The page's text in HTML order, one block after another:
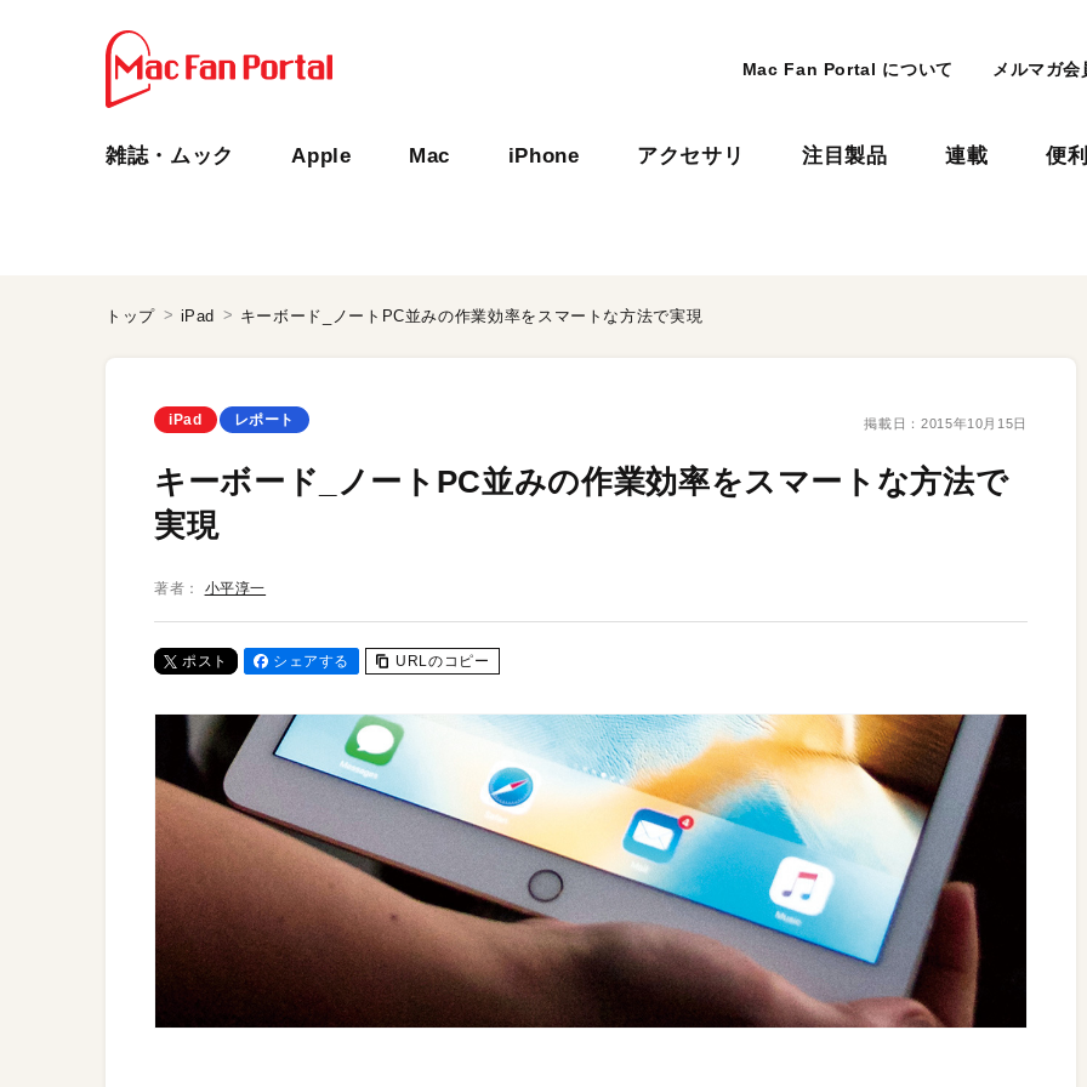
Mac Fan Portal について メルマガ会
雑誌・ムック Apple Mac iPhone アクセサリ 注目製品 連載 便
トップ iPad キーボード_ノートPC並みの作業効率をスマートな方法で実現
iPad レポート 掲載日： 2015年10月15日
キーボード_ノートPC並みの作業効率をスマートな方法で
実現
著者： 小平淳一
ポスト シェアする URLのコピー